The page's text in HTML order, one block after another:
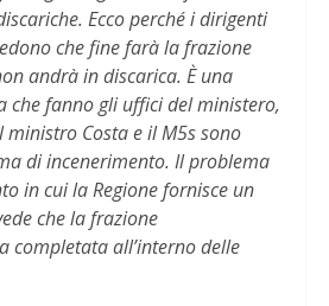
Ecco perché i dirigenti
che fine farà la frazione
andrà in discarica. È una
che fanno gli uffici del ministero,
Costa e il M5s sono
di incenerimento. Il problema
in cui la Regione fornisce un
che la frazione
completata all’interno delle